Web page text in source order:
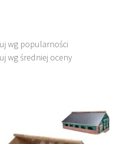
wg popularności
wg średniej oceny